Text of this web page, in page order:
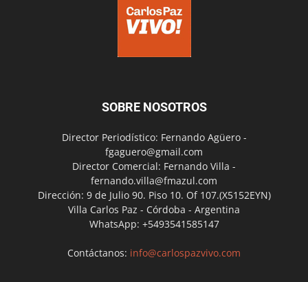
SOBRE NOSOTROS
Director Periodístico: Fernando Agüero -
fgaguero@gmail.com
Director Comercial: Fernando Villa -
fernando.villa@fmazul.com
Dirección: 9 de Julio 90. Piso 10. Of 107.(X5152EYN)
Villa Carlos Paz - Córdoba - Argentina
WhatsApp: +5493541585147
Contáctanos: info@carlospazvivo.com